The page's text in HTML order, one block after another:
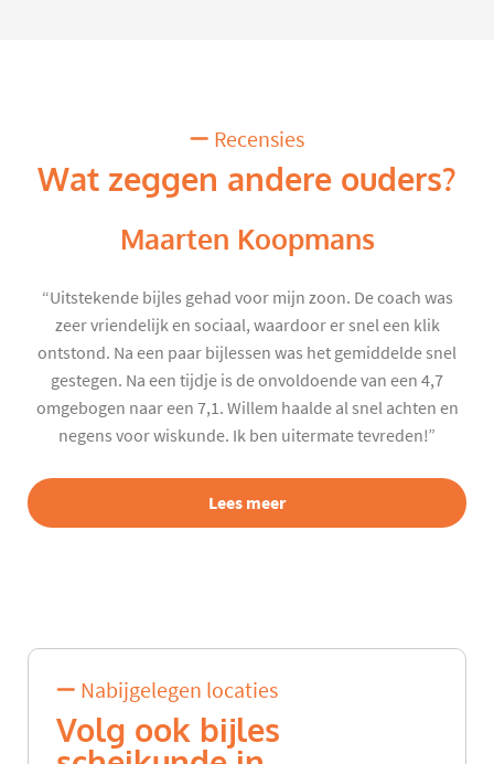
Recensies
Wat zeggen andere ouders?
Maarten Koopmans
“Uitstekende bijles gehad voor mijn zoon. De coach was
zeer vriendelijk en sociaal, waardoor er snel een klik
ontstond. Na een paar bijlessen was het gemiddelde snel
gestegen. Na een tijdje is de onvoldoende van een 4,7
omgebogen naar een 7,1. Willem haalde al snel achten en
negens voor wiskunde. Ik ben uitermate tevreden!”
Lees meer
Nabijgelegen locaties
Volg ook bijles